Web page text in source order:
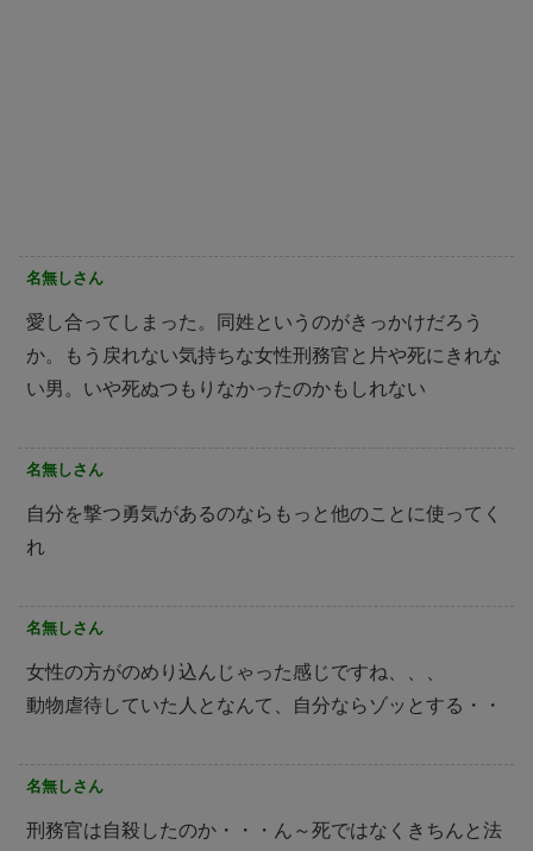
名無しさん
愛し合ってしまった。同姓というのがきっかけだろう
か。もう戻れない気持ちな女性刑務官と片や死にきれな
い男。いや死ぬつもりなかったのかもしれない
名無しさん
自分を撃つ勇気があるのならもっと他のことに使ってく
れ
名無しさん
女性の方がのめり込んじゃった感じですね、、、
動物虐待していた人となんて、自分ならゾッとする・・
名無しさん
刑務官は自殺したのか・・・ん～死ではなくきちんと法